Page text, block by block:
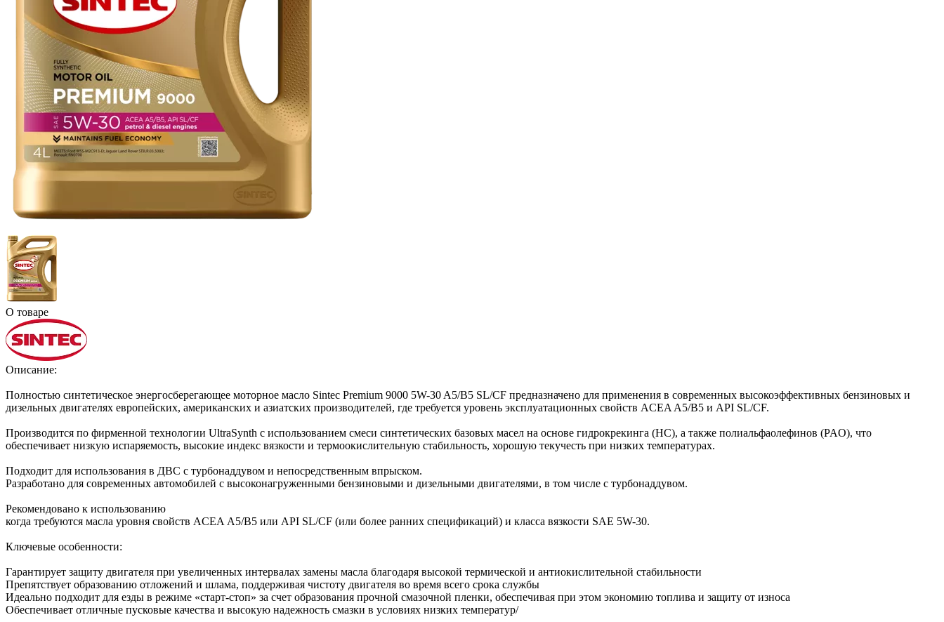
О товаре
Описание:
Полностью синтетическое энергосберегающее моторное масло Sintec Premium 9000 5W-30 A5/B5 SL/CF предназначено для применения в современных высокоэффективных бензиновых и
дизельных двигателях европейских, американских и азиатских производителей, где требуется уровень эксплуатационных свойств ACEA A5/B5 и API SL/CF.
Производится по фирменной технологии UltraSynth с использованием смеси синтетических базовых масел на основе гидрокрекинга (HC), а также полиальфаолефинов (PAO), что
обеспечивает низкую испаряемость, высокие индекс вязкости и термоокислительную стабильность, хорошую текучесть при низких температурах.
Подходит для использования в ДВС с турбонаддувом и непосредственным впрыском.
Разработано для современных автомобилей с высоконагруженными бензиновыми и дизельными двигателями, в том числе с турбонаддувом.
Рекомендовано к использованию
когда требуются масла уровня свойств ACEA А5/B5 или API SL/CF (или более ранних спецификаций) и класса вязкости SAE 5W-30.
Ключевые особенности:
Гарантирует защиту двигателя при увеличенных интервалах замены масла благодаря высокой термической и антиокислительной стабильности
Препятствует образованию отложений и шлама, поддерживая чистоту двигателя во время всего срока службы
Идеально подходит для езды в режиме «старт-стоп» за счет образования прочной смазочной пленки, обеспечивая при этом экономию топлива и защиту от износа
Обеспечивает отличные пусковые качества и высокую надежность смазки в условиях низких температур/